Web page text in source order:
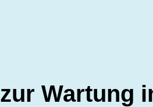
zur Wartung